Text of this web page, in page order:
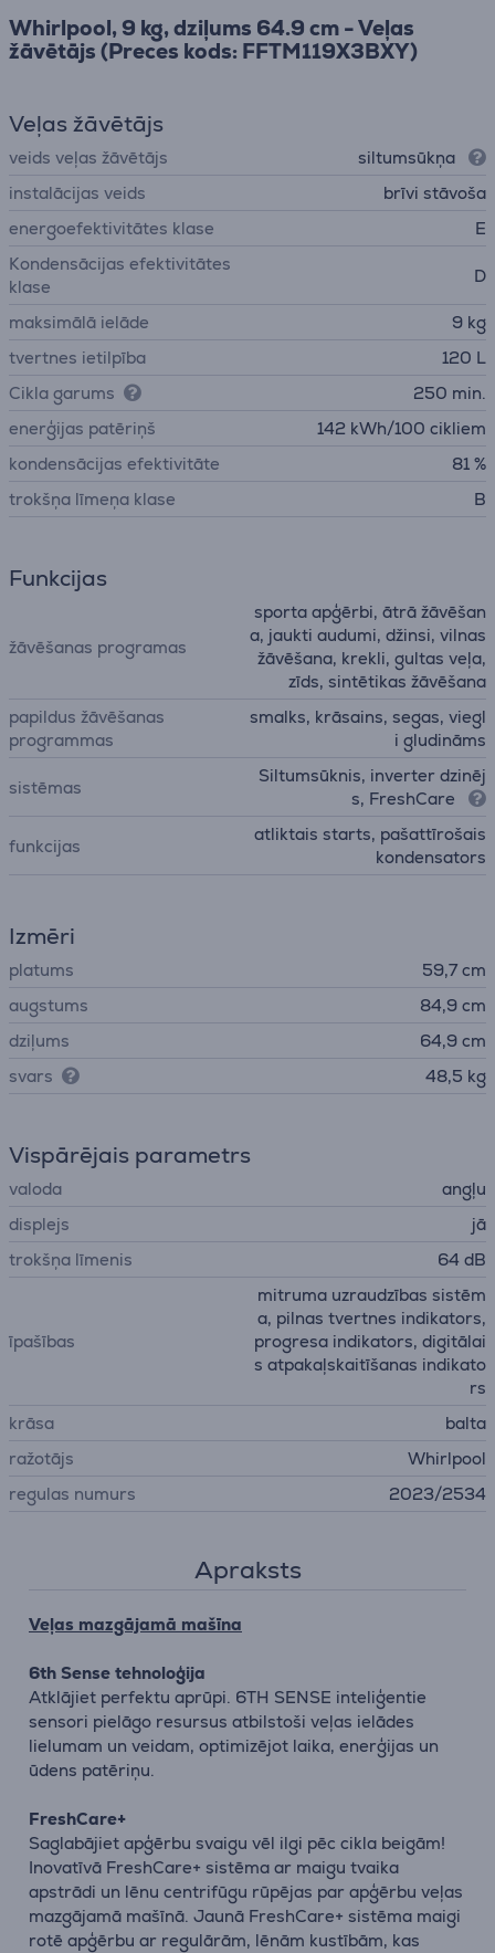
Whirlpool, 9 kg, dziļums 64.9 cm - Veļas
žāvētājs (Preces kods: FFTM119X3BXY)
Veļas žāvētājs
veids veļas žāvētājs
siltumsūkņa
instalācijas veids
brīvi stāvoša
energoefektivitātes klase
E
Kondensācijas efektivitātes
klase
D
maksimālā ielāde
9 kg
tvertnes ietilpība
120 L
Cikla garums
250 min.
enerģijas patēriņš
142 kWh/100 cikliem
kondensācijas efektivitāte
81 %
trokšņa līmeņa klase
B
Funkcijas
žāvēšanas programas
sporta apģērbi, ātrā žāvēšan
a, jaukti audumi, džinsi, vilnas
žāvēšana, krekli, gultas veļa,
zīds, sintētikas žāvēšana
papildus žāvēšanas
programmas
smalks, krāsains, segas, viegl
i gludināms
sistēmas
Siltumsūknis, inverter dzinēj
s, FreshCare
funkcijas
atliktais starts, pašattīrošais
kondensators
Izmēri
platums
59,7 cm
augstums
84,9 cm
dziļums
64,9 cm
svars
48,5 kg
Vispārējais parametrs
valoda
angļu
displejs
jā
trokšņa līmenis
64 dB
īpašības
mitruma uzraudzības sistēm
a, pilnas tvertnes indikators,
progresa indikators, digitālai
s atpakaļskaitīšanas indikato
rs
krāsa
balta
ražotājs
Whirlpool
regulas numurs
2023/2534
Apraksts
Veļas mazgājamā mašīna
6th Sense tehnoloģija
Atklājiet perfektu aprūpi. 6TH SENSE inteliģentie
sensori pielāgo resursus atbilstoši veļas ielādes
lielumam un veidam, optimizējot laika, enerģijas un
ūdens patēriņu.
FreshCare+
Saglabājiet apģērbu svaigu vēl ilgi pēc cikla beigām!
Inovatīvā FreshCare+ sistēma ar maigu tvaika
apstrādi un lēnu centrifūgu rūpējas par apģērbu veļas
mazgājamā mašīnā. Jaunā FreshCare+ sistēma maigi
rotē apģērbu ar regulārām, lēnām kustībām, kas